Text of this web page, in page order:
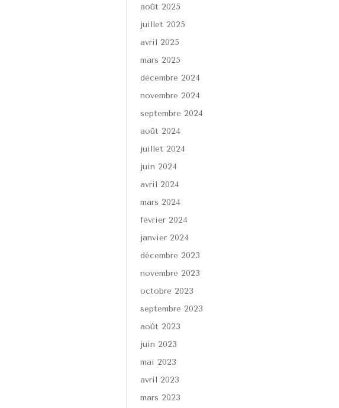
août 2025
juillet 2025
avril 2025
mars 2025
décembre 2024
novembre 2024
septembre 2024
août 2024
juillet 2024
juin 2024
avril 2024
mars 2024
février 2024
janvier 2024
décembre 2023
novembre 2023
octobre 2023
septembre 2023
août 2023
juin 2023
mai 2023
avril 2023
mars 2023